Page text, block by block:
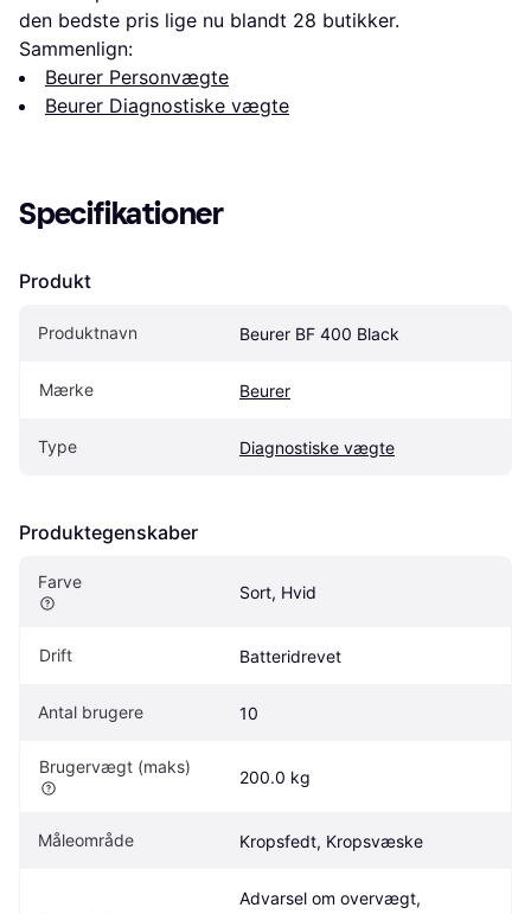
den bedste pris lige nu blandt 28 butikker.
Sammenlign:
Beurer Personvægte
Beurer Diagnostiske vægte
Specifikationer
Produkt
Produktnavn Beurer BF 400 Black
Mærke Beurer
Type Diagnostiske vægte
Produktegenskaber
Farve
Sort, Hvid
Drift Batteridrevet
Antal brugere 10
Brugervægt (maks)
200.0 kg
Måleområde Kropsfedt, Kropsvæske
Advarsel om overvægt,